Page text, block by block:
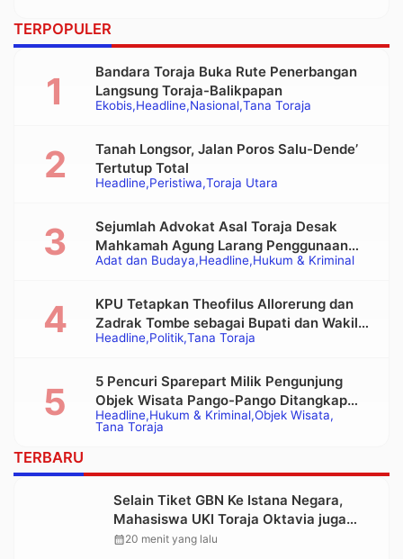
TERPOPULER
Ekobis Headline Nasional Tana Toraja
Bandara Toraja Buka Rute Penerbangan
Langsung Toraja-Balikpapan
Headline Peristiwa Toraja Utara
Tanah Longsor, Jalan Poros Salu-Dende’
Tertutup Total
Adat dan Budaya Headline Hukum & Kriminal
Sejumlah Advokat Asal Toraja Desak
Mahkamah Agung Larang Penggunaan
Alat Berat pada Eksekusi Rumah Adat
Headline Politik Tana Toraja
KPU Tetapkan Theofilus Allorerung dan
Zadrak Tombe sebagai Bupati dan Wakil
Bupati Tana Toraja Terpilih
Headline Hukum & Kriminal Objek Wisata
Tana Toraja
5 Pencuri Sparepart Milik Pengunjung
Objek Wisata Pango-Pango Ditangkap
Polisi
TERBARU
Selain Tiket GBN Ke Istana Negara,
Mahasiswa UKI Toraja Oktavia juga
Lolos ke Pekan Seni Mahasiswa
calendar_month20 menit yang lalu